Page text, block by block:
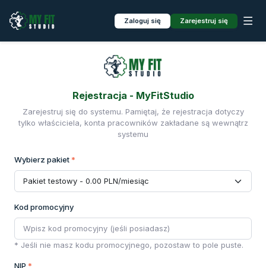
Zaloguj się Zarejestruj się
Rejestracja - MyFitStudio
Zarejestruj się do systemu. Pamiętaj, że rejestracja dotyczy
tylko właściciela, konta pracowników zakładane są wewnątrz
systemu
Wybierz pakiet*
Kod promocyjny
* Jeśli nie masz kodu promocyjnego, pozostaw to pole puste.
NIP *